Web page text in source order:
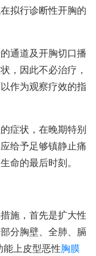
拟行诊断性开胸的
通道及开胸切口播
，因此不必治疗，
作为观察疗效的指
症状，在晚期特别
给予足够镇静止痛
命的最后时刻。
施，首先是扩大性
分胸壁、全肺、膈
能上皮型恶性胸膜